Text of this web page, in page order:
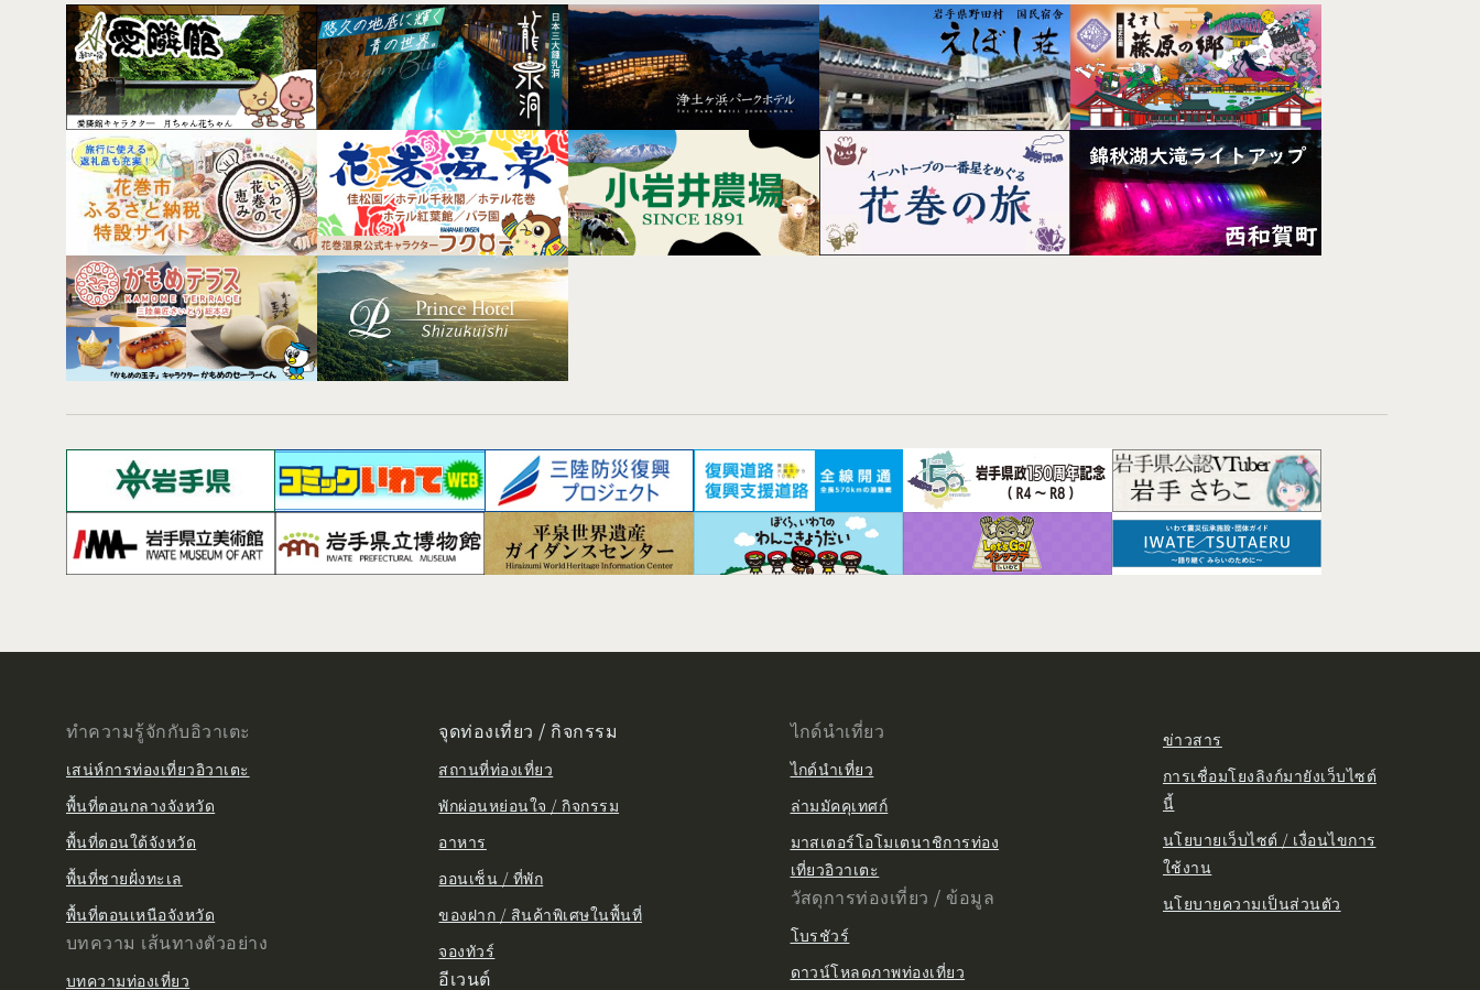
ทำความรู้จักกับอิวาเตะ
เสน่ห์การท่องเที่ยวอิวาเตะ
พื้นที่ตอนกลางจังหวัด
พื้นที่ตอนใต้จังหวัด
พื้นที่ชายฝั่งทะเล
พื้นที่ตอนเหนือจังหวัด
บทความ เส้นทางตัวอย่าง
บทความท่องเที่ยว
จุดท่องเที่ยว / กิจกรรม
สถานที่ท่องเที่ยว
พักผ่อนหย่อนใจ / กิจกรรม
อาหาร
ออนเซ็น / ที่พัก
ของฝาก / สินค้าพิเศษในพื้นที่
จองทัวร์
อีเวนต์
ไกด์นำเที่ยว
ไกด์นำเที่ยว
ล่ามมัคคุเทศก์
มาสเตอร์โอโมเตนาชิการท่อง
เที่ยวอิวาเตะ
วัสดุการท่องเที่ยว / ข้อมูล
โบรชัวร์
ดาวน์โหลดภาพท่องเที่ยว
ข่าวสาร
การเชื่อมโยงลิงก์มายังเว็บไซต์
นี้
นโยบายเว็บไซต์ / เงื่อนไขการ
ใช้งาน
นโยบายความเป็นส่วนตัว